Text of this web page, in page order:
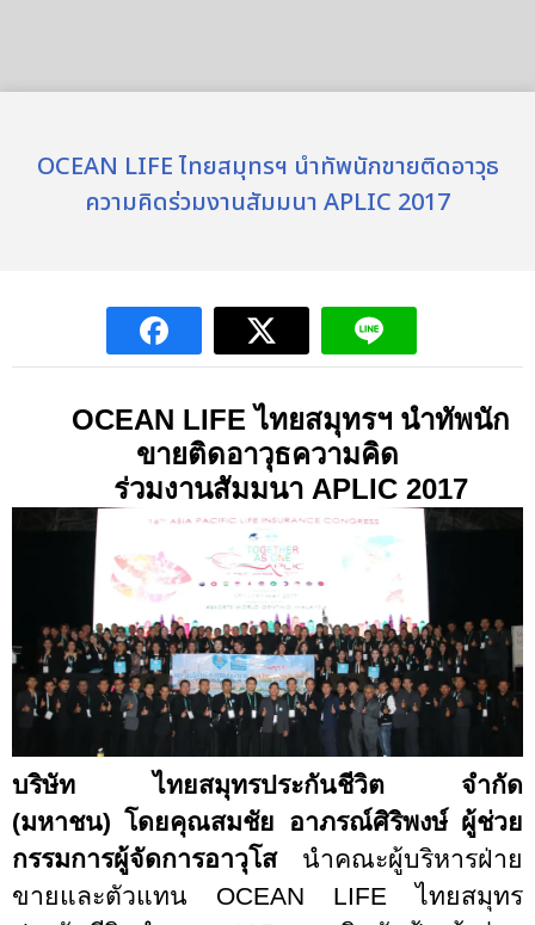
OCEAN LIFE ไทยสมุทรฯ นำทัพนักขายติดอาวุธ
ความคิดร่วมงานสัมมนา APLIC 2017
OCEAN LIFEไทยสมุทรฯ นำทัพนัก
ขายติดอาวุธความคิด
ร่วมงานสัมมนา APLIC 2017
บริษัท ไทยสมุทรประกันชีวิต จำกัด
(มหาชน) โดยคุณสมชัย อาภรณ์ศิริพงษ์ ผู้ช่วย
กรรมการผู้จัดการอาวุโส
นำคณะผู้บริหารฝ่าย
ขายและตัวแทน OCEAN LIFEไทยสมุทร